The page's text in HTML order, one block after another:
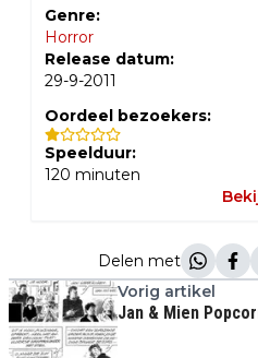
Genre:
Horror
Release datum:
29-9-2011
Oordeel bezoekers:
Speelduur:
120 minuten
Delen met
Vorig artikel
Jan & Mien